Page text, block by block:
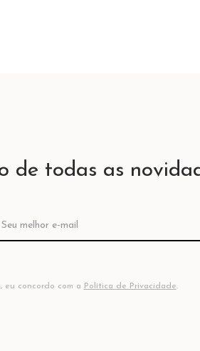
de todas as
eu concordo com a Política de Privacidade.